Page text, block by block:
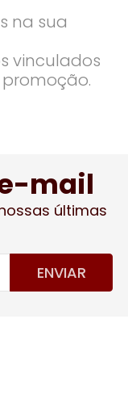
na sua
vinculados
mail
últimas
ENVIAR